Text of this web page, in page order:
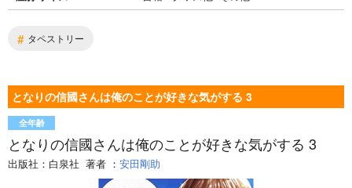
# タペストリー
となりの信國さんは俺のことが好きな気がする 3
全年齢
となりの信國さんは俺のことが好きな気がする 3
出版社： 白泉社 著者 ： 安田剛助